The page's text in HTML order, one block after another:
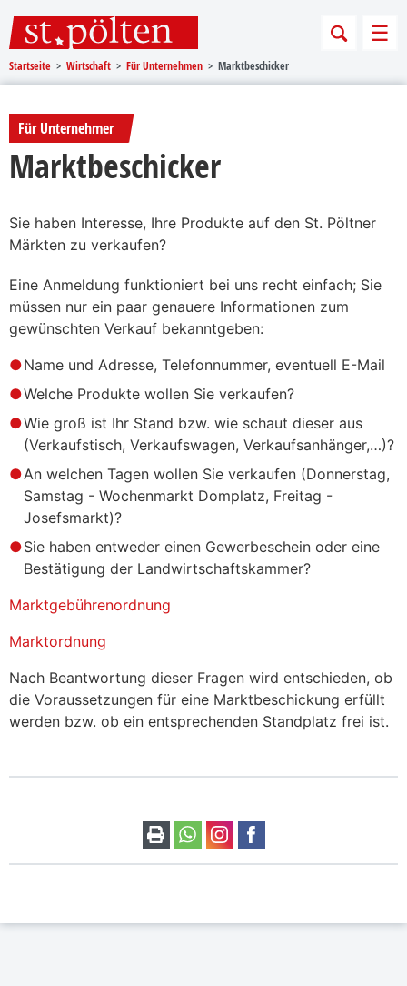
Startseite Wirtschaft Für Unternehmen Marktbeschicker
Für Unternehmer
Marktbeschicker
Sie haben Interesse, Ihre Produkte auf den St. Pöltner
Märkten zu verkaufen?
Eine Anmeldung funktioniert bei uns recht einfach; Sie
müssen nur ein paar genauere Informationen zum
gewünschten Verkauf bekanntgeben:
Name und Adresse, Telefonnummer, eventuell E-Mail
Welche Produkte wollen Sie verkaufen?
Wie groß ist Ihr Stand bzw. wie schaut dieser aus
(Verkaufstisch, Verkaufswagen, Verkaufsanhänger,…)?
An welchen Tagen wollen Sie verkaufen (Donnerstag,
Samstag - Wochenmarkt Domplatz, Freitag -
Josefsmarkt)?
Sie haben entweder einen Gewerbeschein oder eine
Bestätigung der Landwirtschaftskammer?
Marktgebührenordnung
Marktordnung
Nach Beantwortung dieser Fragen wird entschieden, ob
die Voraussetzungen für eine Marktbeschickung erfüllt
werden bzw. ob ein entsprechenden Standplatz frei ist.